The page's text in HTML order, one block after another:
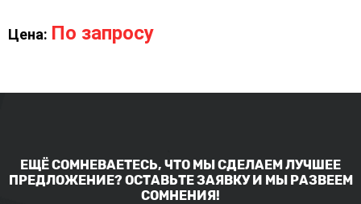
Цена: По запросу
ЕЩЁ СОМНЕВАЕТЕСЬ, ЧТО МЫ СДЕЛАЕМ ЛУЧШЕЕ
ПРЕДЛОЖЕНИЕ? ОСТАВЬТЕ ЗАЯВКУ И МЫ РАЗВЕЕМ
СОМНЕНИЯ!